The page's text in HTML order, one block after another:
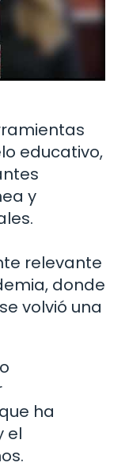
educativo,
y
relevante
donde
volvió una
ha
el